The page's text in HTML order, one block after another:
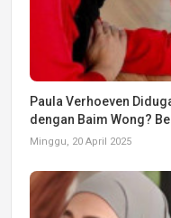
Paula Verhoeven
dengan Baim Wong?
Minggu, 20 April 2025